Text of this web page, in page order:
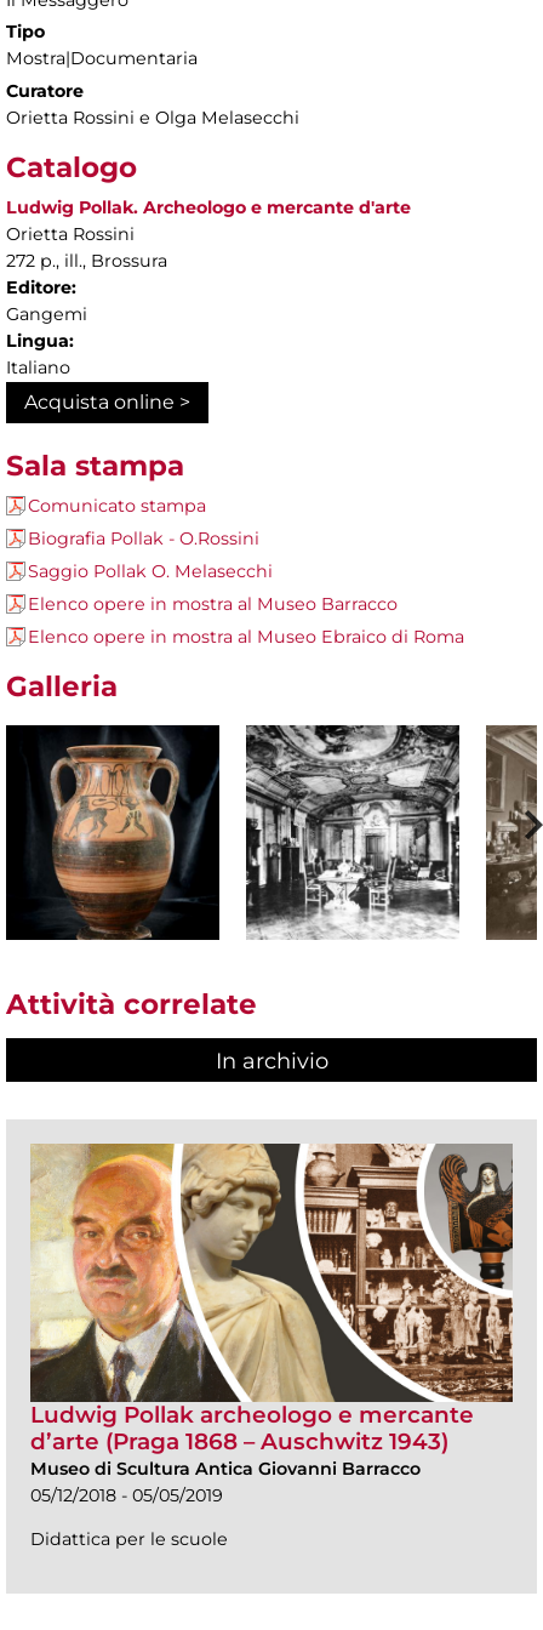
Tipo
Mostra|Documentaria
Curatore
Orietta Rossini e Olga Melasecchi
Catalogo
Ludwig Pollak. Archeologo e mercante d'arte
Orietta Rossini
272 p., ill., Brossura
Editore:
Gangemi
Lingua:
Italiano
Acquista online >
Sala stampa
Comunicato stampa
Biografia Pollak - O.Rossini
Saggio Pollak O. Melasecchi
Elenco opere in mostra al Museo Barracco
Elenco opere in mostra al Museo Ebraico di Roma
Galleria
Attività correlate
In archivio
Ludwig Pollak archeologo e mercante
d’arte (Praga 1868 – Auschwitz 1943)
Museo di Scultura Antica Giovanni Barracco
05/12/2018 - 05/05/2019
Didattica per le scuole